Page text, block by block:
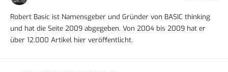
Robert Basic ist Namensgeber und Gründer von BASIC thinking
und hat die Seite 2009 abgegeben. Von 2004 bis 2009 hat er
über 12.000 Artikel hier veröffentlicht.